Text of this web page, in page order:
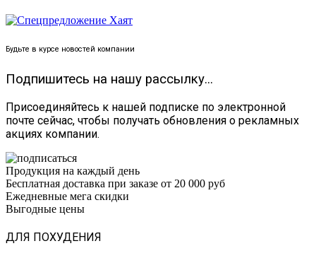
Будьте в курсе новостей компании
Подпишитесь на нашу рассылку...
Присоединяйтесь к нашей подписке по электронной
почте сейчас, чтобы получать обновления о рекламных
акциях компании.
Продукция на каждый день
Бесплатная доставка при заказе от 20 000 руб
Ежедневные мега скидки
Выгодные цены
ДЛЯ ПОХУДЕНИЯ